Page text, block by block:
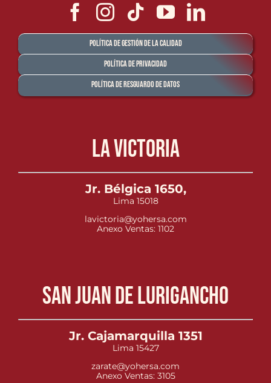
Política de Gestión de la Calidad
Política de Privacidad
Política de Resguardo de Datos
La Victoria
Jr. Bélgica 1650,
Lima 15018
lavictoria@yohersa.com
Anexo Ventas: 1102
San Juan de Lurigancho
Jr. Cajamarquilla 1351
Lima 15427
zarate@yohersa.com
Anexo Ventas: 3105